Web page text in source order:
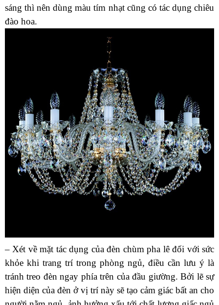
sáng thì nên dùng màu tím nhạt cũng có tác dụng chiêu
đào hoa.
– Xét về mặt tác dụng của đèn chùm pha lê đối với sức
khỏe khi trang trí trong phòng ngủ, điều cần lưu ý là
tránh treo đèn ngay phía trên của đầu giường. Bởi lẽ sự
hiện diện của đèn ở vị trí này sẽ tạo cảm giác bất an cho